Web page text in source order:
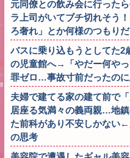
元同僚との飲み会に行った
ラ上司がいてブチ切れそう
ろ奢れ」とか何様のつもりだ
バスに乗り込もうとしてた2
の児童館へ→「やだー何や
罪ゼロ…事故寸前だったの
夫婦で建てる家の建て前で
居座る気満々の義両親…地
た前科があり不安しかない
の思考